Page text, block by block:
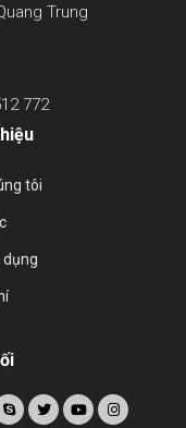
Trung
772
tôi
dụng